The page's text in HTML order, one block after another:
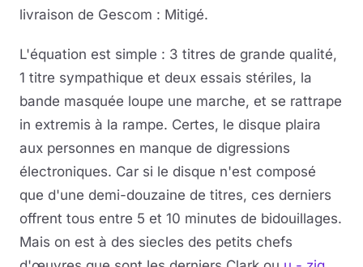
livraison de Gescom : Mitigé.
L'équation est simple : 3 titres de grande qualité,
1 titre sympathique et deux essais stériles, la
bande masquée loupe une marche, et se rattrape
in extremis à la rampe. Certes, le disque plaira
aux personnes en manque de digressions
électroniques. Car si le disque n'est composé
que d'une demi-douzaine de titres, ces derniers
offrent tous entre 5 et 10 minutes de bidouillages.
Mais on est à des siecles des petits chefs